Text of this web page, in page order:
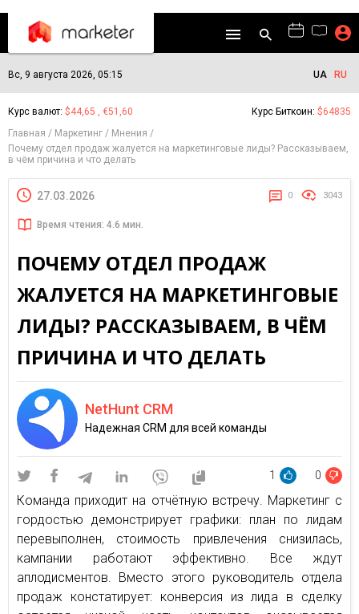
Вс, 9 августа 2026, 05:15 UA RU
Курс валют: $44,65 , €51,60 Курс Биткоин: $64835
Главная
Маркетинг
Мнения
Почему отдел продаж жалуется на маркетинговые лиды? Рассказываем,
в чём причина и что делать
27.03.2026 0 3043
Время чтения: 4.6 мин.
ПОЧЕМУ ОТДЕЛ ПРОДАЖ
ЖАЛУЕТСЯ НА МАРКЕТИНГОВЫЕ
ЛИДЫ? РАССКАЗЫВАЕМ, В ЧЁМ
ПРИЧИНА И ЧТО ДЕЛАТЬ
NetHunt CRM
Надежная CRM для всей команды
1 0
Команда приходит на отчётную встречу. Маркетинг с
гордостью демонстрирует графики: план по лидам
перевыполнен, стоимость привлечения снизилась,
кампании работают эффективно. Все ждут
аплодисментов. Вместо этого руководитель отдела
продаж констатирует: конверсия из лида в сделку